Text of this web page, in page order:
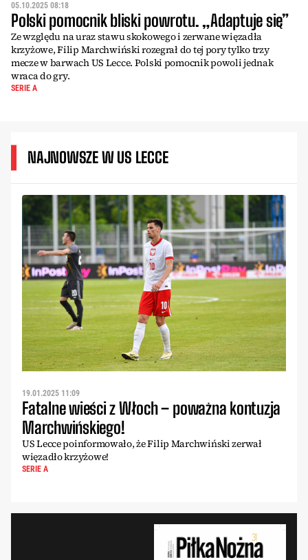
05.10.2025 08:18
Polski pomocnik bliski powrotu. „Adaptuje się”
Ze względu na uraz stawu skokowego i zerwane więzadła
krzyżowe, Filip Marchwiński rozegrał do tej pory tylko trzy
mecze w barwach US Lecce. Polski pomocnik powoli jednak
wraca do gry.
SERIE A
NAJNOWSZE W US LECCE
19.01.2025 11:09
Fatalne wieści z Włoch – poważna kontuzja
Marchwińskiego!
US Lecce poinformowało, że Filip Marchwiński zerwał
więzadło krzyżowe!
SERIE A